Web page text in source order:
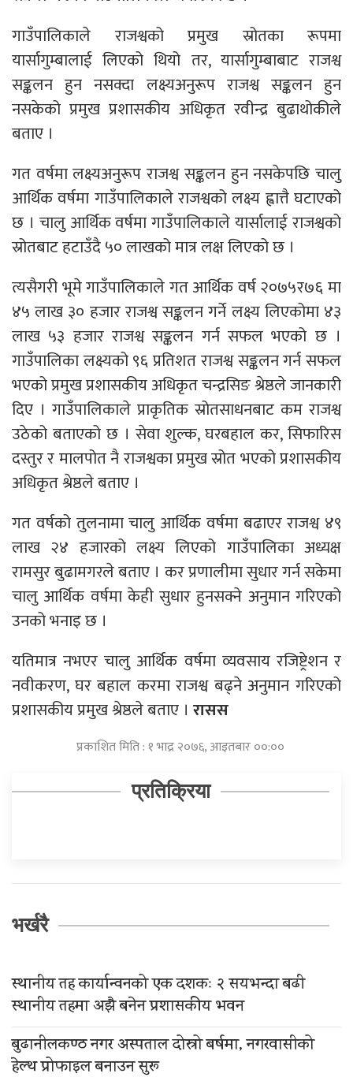
गाउँपालिकाले राजश्वको प्रमुख स्रोतका रूपमा
यार्सागुम्बालाई लिएको थियो तर, यार्सागुम्बाबाट राजश्व
सङ्कलन हुन नसक्दा लक्ष्यअनुरूप राजश्व सङ्कलन हुन
नसकेको प्रमुख प्रशासकीय अधिकृत रवीन्द्र बुढाथोकीले
बताए ।
गत वर्षमा लक्ष्यअनुरूप राजश्व सङ्कलन हुन नसकेपछि चालु
आर्थिक वर्षमा गाउँपालिकाले राजश्वको लक्ष्य ह्वात्तै घटाएको
छ । चालु आर्थिक वर्षमा गाउँपालिकाले यार्सालाई राजश्वको
स्रोतबाट हटाउँदै ५० लाखको मात्र लक्ष लिएको छ ।
त्यसैगरी भूमे गाउँपालिकाले गत आर्थिक वर्ष २०७५र७६ मा
४५ लाख ३० हजार राजश्व सङ्कलन गर्ने लक्ष्य लिएकोमा ४३
लाख ५३ हजार राजश्व सङ्कलन गर्न सफल भएको छ ।
गाउँपालिका लक्ष्यको ९६ प्रतिशत राजश्व सङ्कलन गर्न सफल
भएको प्रमुख प्रशासकीय अधिकृत चन्द्रसिङ श्रेष्ठले जानकारी
दिए । गाउँपालिकाले प्राकृतिक स्रोतसाधनबाट कम राजश्व
उठेको बताएको छ । सेवा शुल्क, घरबहाल कर, सिफारिस
दस्तुर र मालपोत नै राजश्वका प्रमुख स्रोत भएको प्रशासकीय
अधिकृत श्रेष्ठले बताए ।
गत वर्षको तुलनामा चालु आर्थिक वर्षमा बढाएर राजश्व ४९
लाख २४ हजारको लक्ष्य लिएको गाउँपालिका अध्यक्ष
रामसुर बुढामगरले बताए । कर प्रणालीमा सुधार गर्न सकेमा
चालु आर्थिक वर्षमा केही सुधार हुनसक्ने अनुमान गरिएको
उनको भनाइ छ ।
यतिमात्र नभएर चालु आर्थिक वर्षमा व्यवसाय रजिष्ट्रेशन र
नवीकरण, घर बहाल करमा राजश्व बढ्ने अनुमान गरिएको
प्रशासकीय प्रमुख श्रेष्ठले बताए । रासस
प्रकाशित मिति : १ भाद्र २०७६, आइतबार ००:००
प्रतिक्रिया
भर्खरै
स्थानीय तह कार्यान्वनको एक दशकः २ सयभन्दा बढी
स्थानीय तहमा अझै बनेन प्रशासकीय भवन
बुढानीलकण्ठ नगर अस्पताल दोस्रो बर्षमा, नगरवासीको
हेल्थ प्रोफाइल बनाउन सुरू